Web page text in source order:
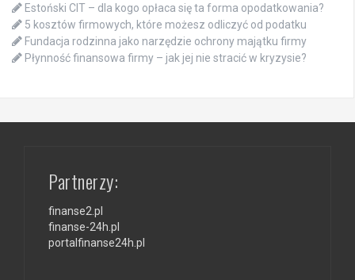
Estoński CIT – dla kogo opłaca się ta forma opodatkowania?
5 kosztów firmowych, które możesz odliczyć od podatku
Fundacja rodzinna jako narzędzie ochrony majątku firmy
Płynność finansowa firmy – jak jej nie stracić w kryzysie?
Partnerzy:
finanse2.pl
finanse-24h.pl
portalfinanse24h.pl